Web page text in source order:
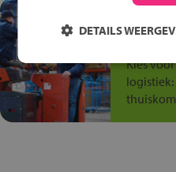
Kies
DETAILS